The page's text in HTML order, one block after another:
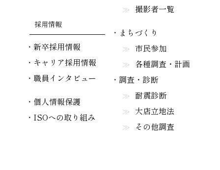
採用情報
新卒採用情報
キャリア採用情報
職員インタビュー
個人情報保護
ISOへの取り組み
撮影者一覧
まちづくり
市民参加
各種調査・計画
調査・診断
耐震診断
大店立地法
その他調査